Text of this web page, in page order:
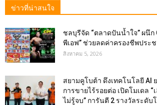
ข่าวที่น่าสนใจ
ชลบุรีจัด “ตลาดปันน้ำใจ” ผนึก
พีเอฟ” ช่วยลดค่าครองชีพประ
สิงหาคม 5, 2026
สยามคูโบต้า ดึงเทคโนโลยี AI
การขายไร้รอยต่อ เปิดโมเดล
ไม่รู้จบ” การันตี 2 รางวัลระดับ